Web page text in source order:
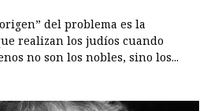
del problema es la
realizan los judíos cuando
no son los nobles, sino los...